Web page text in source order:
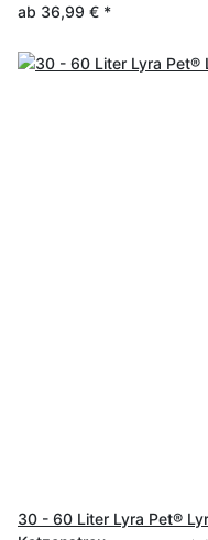
ab 36,99 € *
30 - 60 Liter Lyra Pet®